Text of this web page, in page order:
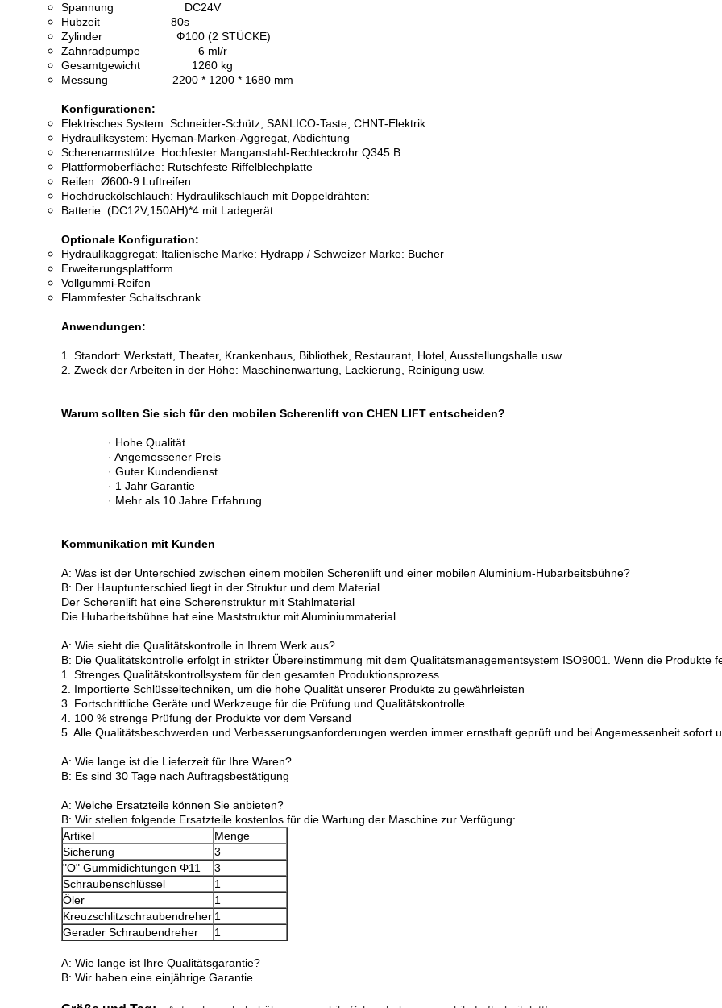
Spannung DC24V
Hubzeit 80s
Zylinder Ф100 (2 STÜCKE)
Zahnradpumpe 6 ml/r
Gesamtgewicht 1260 kg
Messung 2200 * 1200 * 1680 mm
Konfigurationen:
Elektrisches System: Schneider-Schütz, SANLICO-Taste, CHNT-Elektrik
Hydrauliksystem: Hycman-Marken-Aggregat, Abdichtung
Scherenarmstütze: Hochfester Manganstahl-Rechteckrohr Q345 B
Plattformoberfläche: Rutschfeste Riffelblechplatte
Reifen: Ø600-9 Luftreifen
Hochdruckölschlauch: Hydraulikschlauch mit Doppeldrähten:
Batterie: (DC12V,150AH)*4 mit Ladegerät
Optionale Konfiguration:
Hydraulikaggregat: Italienische Marke: Hydrapp / Schweizer Marke: Bucher
Erweiterungsplattform
Vollgummi-Reifen
Flammfester Schaltschrank
Anwendungen:
1. Standort: Werkstatt, Theater, Krankenhaus, Bibliothek, Restaurant, Hotel, Ausstellungshalle usw.
2. Zweck der Arbeiten in der Höhe: Maschinenwartung, Lackierung, Reinigung usw.
Warum sollten Sie sich für den mobilen Scherenlift von CHEN LIFT entscheiden?
· Hohe Qualität
· Angemessener Preis
· Guter Kundendienst
· 1 Jahr Garantie
· Mehr als 10 Jahre Erfahrung
Kommunikation mit Kunden
A: Was ist der Unterschied zwischen einem mobilen Scherenlift und einer mobilen Aluminium-Hubarbeitsbühne?
B: Der Hauptunterschied liegt in der Struktur und dem Material
Der Scherenlift hat eine Scherenstruktur mit Stahlmaterial
Die Hubarbeitsbühne hat eine Maststruktur mit Aluminiummaterial
A: Wie sieht die Qualitätskontrolle in Ihrem Werk aus?
B: Die Qualitätskontrolle erfolgt in strikter Übereinstimmung mit dem Qualitätsmanagementsystem ISO9001. Wenn die Produkte
1. Strenges Qualitätskontrollsystem für den gesamten Produktionsprozess
2. Importierte Schlüsseltechniken, um die hohe Qualität unserer Produkte zu gewährleisten
3. Fortschrittliche Geräte und Werkzeuge für die Prüfung und Qualitätskontrolle
4. 100 % strenge Prüfung der Produkte vor dem Versand
5. Alle Qualitätsbeschwerden und Verbesserungsanforderungen werden immer ernsthaft geprüft und bei Angemessenheit sofort
A: Wie lange ist die Lieferzeit für Ihre Waren?
B: Es sind 30 Tage nach Auftragsbestätigung
A: Welche Ersatzteile können Sie anbieten?
B: Wir stellen folgende Ersatzteile kostenlos für die Wartung der Maschine zur Verfügung:
Artikel
Menge
Sicherung
3
"O" Gummidichtungen Φ11
3
Schraubenschlüssel
1
Öler
1
Kreuzschlitzschraubendreher 1
Gerader Schraubendreher
1
A: Wie lange ist Ihre Qualitätsgarantie?
B: Wir haben eine einjährige Garantie.